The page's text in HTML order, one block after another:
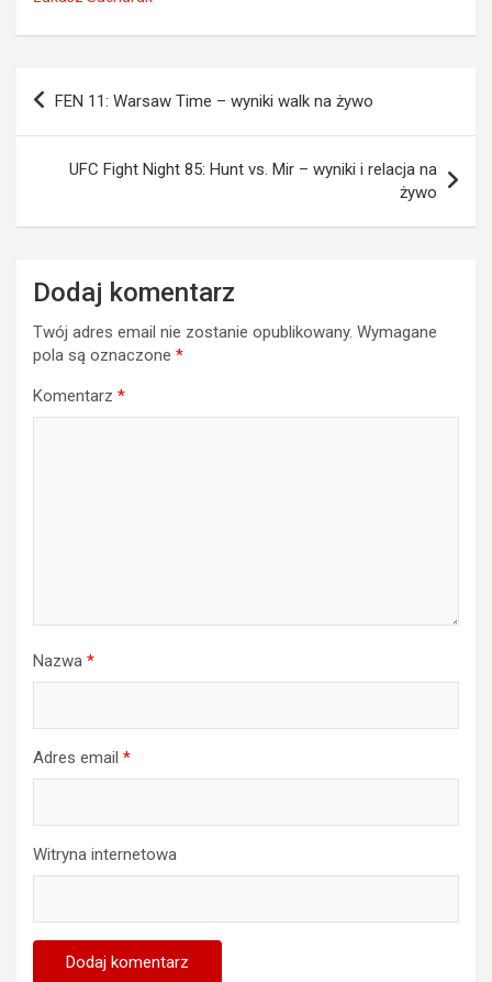
Nawigacja
FEN 11: Warsaw Time – wyniki walk na żywo
UFC Fight Night 85: Hunt vs. Mir – wyniki i relacja na
żywo
Dodaj komentarz
Twój adres email nie zostanie opublikowany. Wymagane
pola są oznaczone *
Komentarz *
Nazwa *
Adres email *
Witryna internetowa